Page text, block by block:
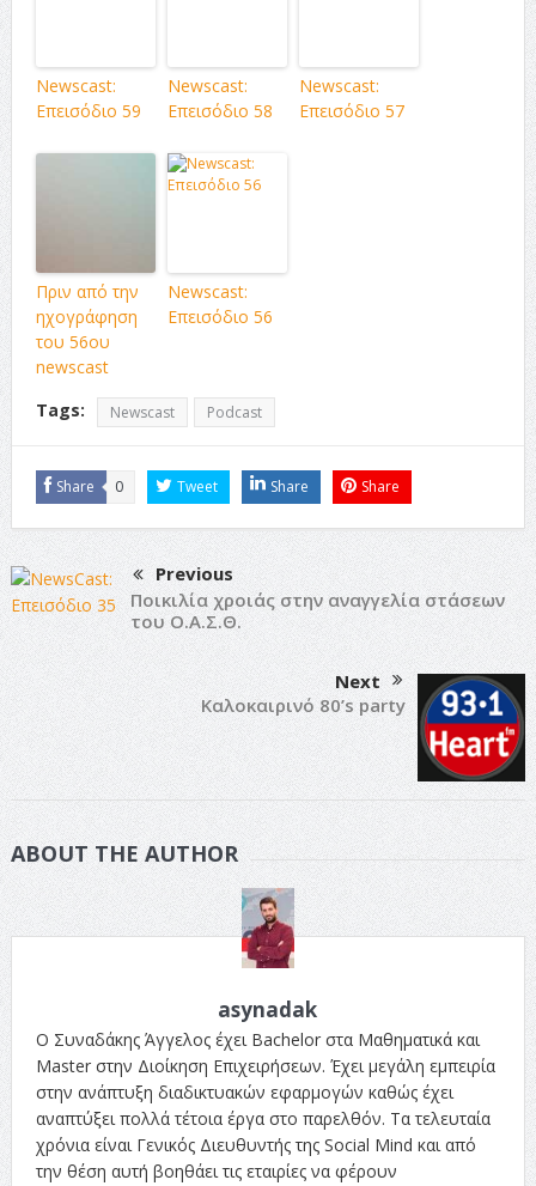
Newscast:
Επεισόδιο 59
Newscast:
Επεισόδιο 58
Newscast:
Επεισόδιο 57
Πριν από την
ηχογράφηση
του 56ου
newscast
Newscast:
Επεισόδιο 56
Tags: Newscast Podcast
Share 0 Tweet Share Share
Previous
Ποικιλία χροιάς στην αναγγελία στάσεων
του Ο.Α.Σ.Θ.
Next
Καλοκαιρινό 80’s party
ABOUT THE AUTHOR
asynadak
Ο Συναδάκης Άγγελος έχει Bachelor στα Μαθηματικά και
Master στην Διοίκηση Επιχειρήσεων. Έχει μεγάλη εμπειρία
στην ανάπτυξη διαδικτυακών εφαρμογών καθώς έχει
αναπτύξει πολλά τέτοια έργα στο παρελθόν. Τα τελευταία
χρόνια είναι Γενικός Διευθυντής της Social Mind και από
την θέση αυτή βοηθάει τις εταιρίες να φέρουν